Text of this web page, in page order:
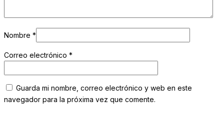
Nombre *
Correo electrónico *
Guarda mi nombre, correo electrónico y web en este
navegador para la próxima vez que comente.